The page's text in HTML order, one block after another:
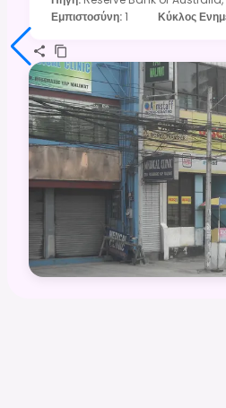
Εμπιστοσύνη:1 Κύκλος